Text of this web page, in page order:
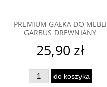
PREMIUM GAŁKA DO MEBLI
GARBUS DREWNIANY
25,90 zł
do koszyka